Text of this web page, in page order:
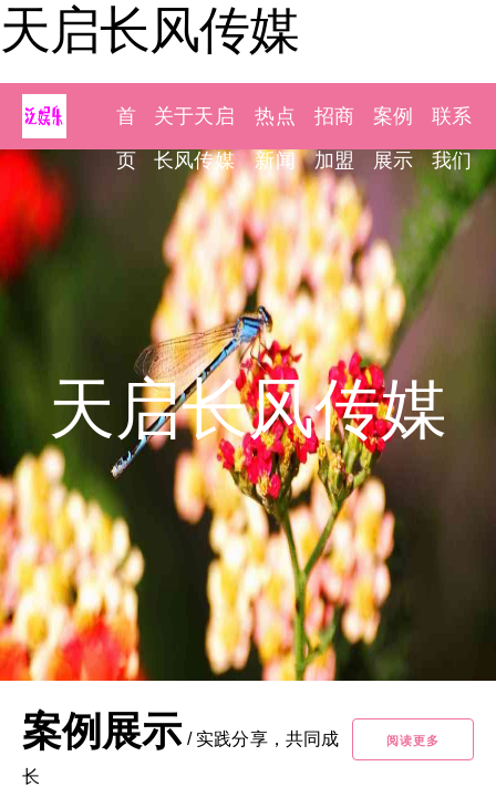
天启长风传媒
首
页
关于天启
长风传媒
热点
新闻
招商
加盟
案例
展示
联系
我们
天启长风传媒
案例展示 / 实践分享，共同成
长
阅读更多